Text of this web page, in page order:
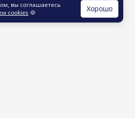
вы соглашаетесь
cookies 🍪 Хорошо